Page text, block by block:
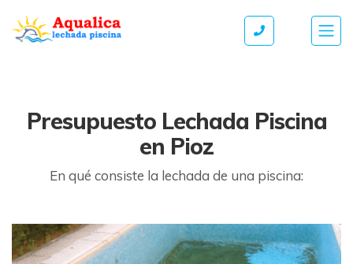
Presupuesto Lechada Piscina
en Pioz
En qué consiste la lechada de una piscina: